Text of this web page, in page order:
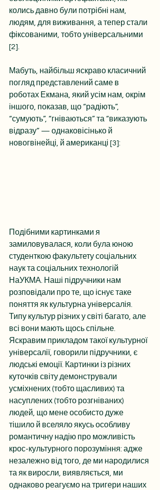
колись давно були потрібні нам,
людям, для виживання, а тепер стали
фіксованими, тобто універсальними
[2].
Мабуть, найбільш яскраво класичний
погляд представлений саме в
роботах Екмана, який усім нам, окрім
іншого, показав, що “радіють”,
“сумують”, “гніваються” та “виказують
відразу” — однаковісінько й
новогвінейці, й американці [3]:
Подібними картинками я
замиловувалася, коли була юною
студенткою факультету соціальних
наук та соціальних технологій
НаУКМА. Наші підручники нам
розповідали про те, що існує таке
поняття як культурна універсалія.
Типу культур різних у світі багато, але
всі вони мають щось спільне.
Яскравим прикладом такої культурної
універсалії, говорили підручники, є
людські емоції. Картинки із різних
куточків світу демонстрували
усміхнених (тобто щасливих) та
насуплених (тобто розгніваних)
людей, що мене особисто дуже
тішило й вселяло якусь особливу
романтичну надію про можливість
крос-культурного порозуміння: адже
незалежно від того, де ми народилися
та як виросли, виявляється, ми
однаково реагуємо на тригери наших